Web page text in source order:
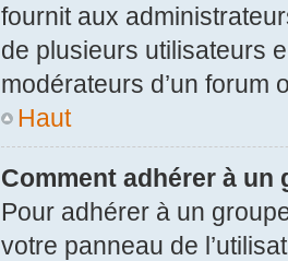
fournit aux
de plusieurs utilisateurs
modérateurs d’un forum
Haut
Comment adhérer à un
Pour adhérer à un
votre panneau de